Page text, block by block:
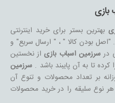
بازی
بهترین بستر برای خرید اینترنتی
"اصل بودن کالا " ، " ارسال سریع" و
در سرزمین اسباب بازیاز نخستین
تا به آن پایبند باشد .سرزمین
بر تعداد محصولات و تنوع آن
هر نوع سلیقه را در خرید محصولات